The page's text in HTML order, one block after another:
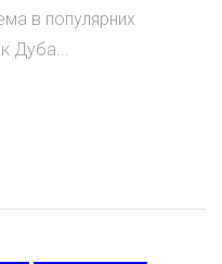
в популярних
Дуба...